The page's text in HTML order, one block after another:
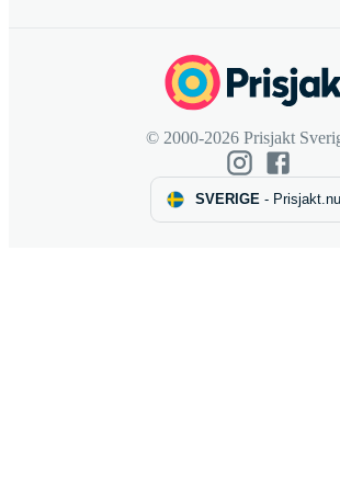
© 2000-2026 Prisjakt
SVERIGE- Prisjakt.nu